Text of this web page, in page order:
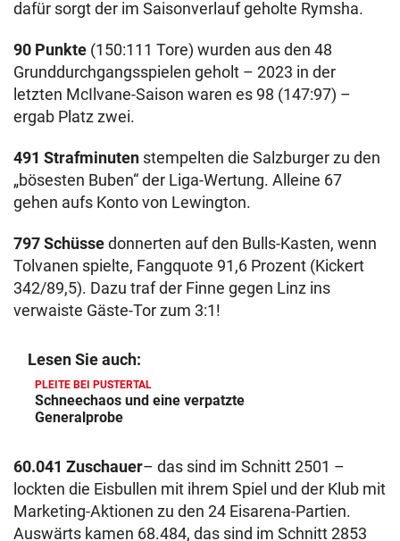
dafür sorgt der im Saisonverlauf geholte Rymsha.
90 Punkte (150:111 Tore) wurden aus den 48
Grunddurchgangsspielen geholt – 2023 in der
letzten McIlvane-Saison waren es 98 (147:97) –
ergab Platz zwei.
491 Strafminuten stempelten die Salzburger zu den
„bösesten Buben“ der Liga-Wertung. Alleine 67
gehen aufs Konto von Lewington.
797 Schüssedonnerten auf den Bulls-Kasten, wenn
Tolvanen spielte, Fangquote 91,6 Prozent (Kickert
342/89,5). Dazu traf der Finne gegen Linz ins
verwaiste Gäste-Tor zum 3:1!
Lesen Sie auch:
PLEITE BEI PUSTERTAL
Schneechaos und eine verpatzte
Generalprobe
60.041 Zuschauer– das sind im Schnitt 2501 –
lockten die Eisbullen mit ihrem Spiel und der Klub mit
Marketing-Aktionen zu den 24 Eisarena-Partien.
Auswärts kamen 68.484, das sind im Schnitt 2853